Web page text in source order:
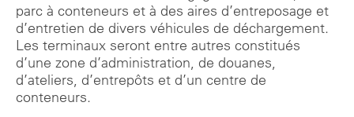
parc à conteneurs et à des aires d’entreposage et
d’entretien de divers véhicules de déchargement.
Les terminaux seront entre autres constitués
d’une zone d’administration, de douanes,
d’ateliers, d’entrepôts et d’un centre de
conteneurs.